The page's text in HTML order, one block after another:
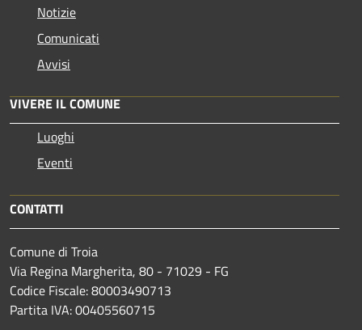
Notizie
Comunicati
Avvisi
VIVERE IL COMUNE
Luoghi
Eventi
CONTATTI
Comune di Troia
Via Regina Margherita, 80 - 71029 - FG
Codice Fiscale: 80003490713
Partita IVA: 00405560715